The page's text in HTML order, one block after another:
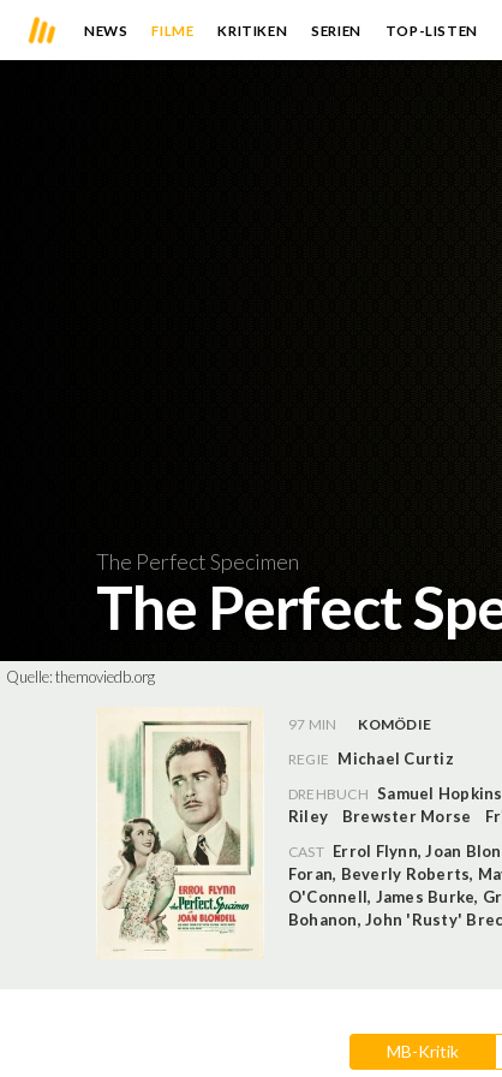
NEWS FILME KRITIKEN SERIEN TOP-LISTEN
The Perfect Specimen
The Perfect
Quelle:themoviedb.org
97 MIN
KOMÖDIE
REGIE Michael Curtiz
DREHBUCH Samuel
Riley
Brewster Morse
CAST Errol Flynn,Joan
Foran, Beverly Roberts,
O'Connell, James Burke,
Bohanon,John 'Rusty'
MB-Kritik